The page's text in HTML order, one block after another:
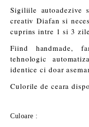
Sigiliile autoadezive
creativ Diafan si
cuprins intre 1 si 3
Fiind handmade,
tehnologic
identice ci doar
Culorile de ceara
Culoare :